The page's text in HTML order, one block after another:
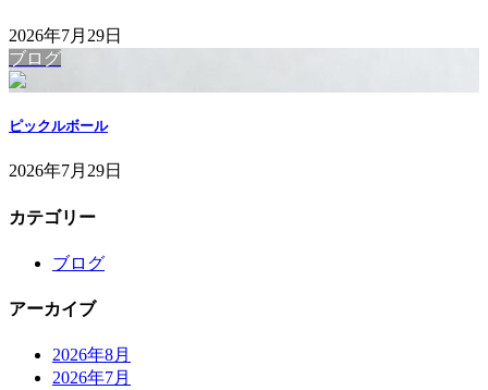
2026年7月29日
ブログ
ピックルボール
2026年7月29日
カテゴリー
ブログ
アーカイブ
2026年8月
2026年7月